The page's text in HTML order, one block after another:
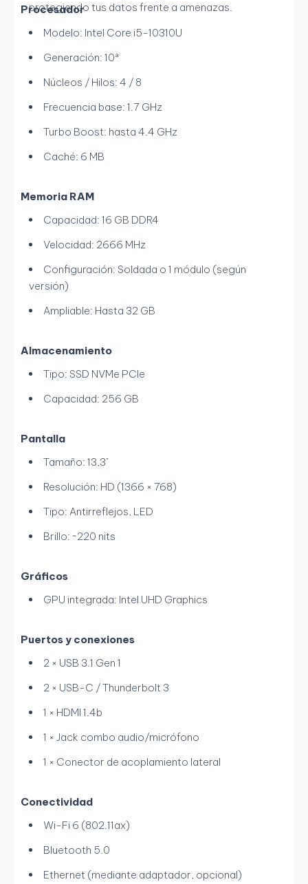
protegiendo tus datos frente a amenazas.
Procesador
Modelo: Intel Core i5-10310U
Generación: 10ª
Núcleos / Hilos: 4 / 8
Frecuencia base: 1.7 GHz
Turbo Boost: hasta 4.4 GHz
Caché: 6 MB
Memoria RAM
Capacidad: 16 GB DDR4
Velocidad: 2666 MHz
Configuración: Soldada o 1 módulo (según
versión)
Ampliable: Hasta 32 GB
Almacenamiento
Tipo: SSD NVMe PCIe
Capacidad: 256 GB
Pantalla
Tamaño: 13,3"
Resolución: HD (1366 × 768)
Tipo: Antirreflejos, LED
Brillo: ~220 nits
Gráficos
GPU integrada: Intel UHD Graphics
Puertos y conexiones
2 × USB 3.1 Gen 1
2 × USB-C / Thunderbolt 3
1 × HDMI 1.4b
1 × Jack combo audio/micrófono
1 × Conector de acoplamiento lateral
Conectividad
Wi-Fi 6 (802.11ax)
Bluetooth 5.0
Ethernet (mediante adaptador, opcional)